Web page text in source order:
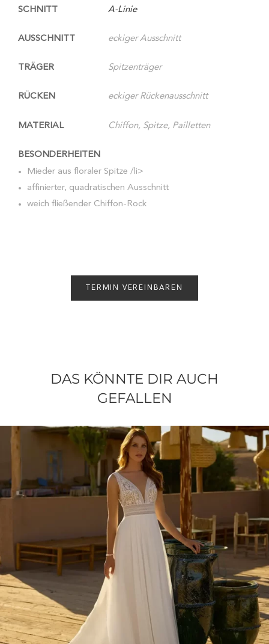
SCHNITT A-Linie
AUSSCHNITT eckiger Ausschnitt
TRÄGER Spitzenträger
RÜCKEN eckiger Rückenausschnitt
MATERIAL Chiffon, Spitze, Pailletten
BESONDERHEITEN
Mieder aus floraler Spitze /li>
affinierter, quadratischen Ausschnitt
weich fließender Chiffon-Rock
TERMIN VEREINBAREN
DAS KÖNNTE DIR AUCH
GEFALLEN